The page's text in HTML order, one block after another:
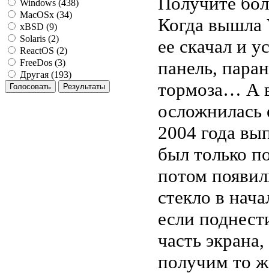
Windows (438)
MacOSx (34)
xBSD (9)
Solaris (2)
ReactOS (2)
FreeDos (3)
Другая (193)
Когда вышла
ее скачал и
панель,
тормоза… А
2004 года
был только
потом
стекло в
если
часть
получим то